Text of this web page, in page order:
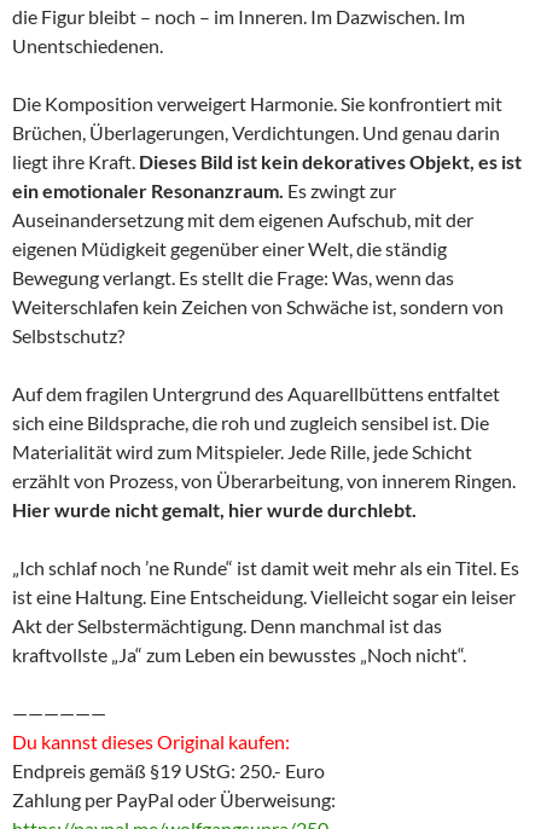
die Figur bleibt – noch – im Inneren. Im Dazwischen. Im
Unentschiedenen.
Die Komposition verweigert Harmonie. Sie konfrontiert mit
Brüchen, Überlagerungen, Verdichtungen. Und genau darin
liegt ihre Kraft. Dieses Bild ist kein dekoratives Objekt, es ist
ein emotionaler Resonanzraum. Es zwingt zur
Auseinandersetzung mit dem eigenen Aufschub, mit der
eigenen Müdigkeit gegenüber einer Welt, die ständig
Bewegung verlangt. Es stellt die Frage: Was, wenn das
Weiterschlafen kein Zeichen von Schwäche ist, sondern von
Selbstschutz?
Auf dem fragilen Untergrund des Aquarellbüttens entfaltet
sich eine Bildsprache, die roh und zugleich sensibel ist. Die
Materialität wird zum Mitspieler. Jede Rille, jede Schicht
erzählt von Prozess, von Überarbeitung, von innerem Ringen.
Hier wurde nicht gemalt, hier wurde durchlebt.
„Ich schlaf noch ’ne Runde“ ist damit weit mehr als ein Titel. Es
ist eine Haltung. Eine Entscheidung. Vielleicht sogar ein leiser
Akt der Selbstermächtigung. Denn manchmal ist das
kraftvollste „Ja“ zum Leben ein bewusstes „Noch nicht“.
——————
Du kannst dieses Original kaufen:
Endpreis gemäß §19 UStG: 250.- Euro
Zahlung per PayPal oder Überweisung: